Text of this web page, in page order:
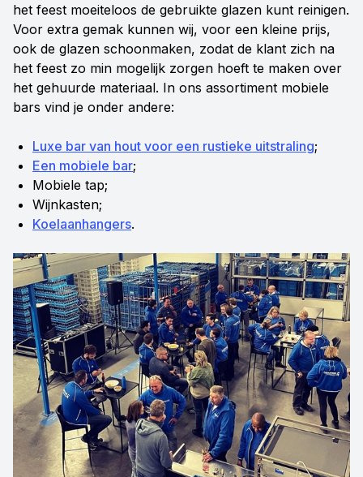
het feest moeiteloos de gebruikte glazen kunt reinigen.
Voor extra gemak kunnen wij, voor een kleine prijs,
ook de glazen schoonmaken, zodat de klant zich na
het feest zo min mogelijk zorgen hoeft te maken over
het gehuurde materiaal. In ons assortiment mobiele
bars vind je onder andere:
Luxe bar van hout voor een rustieke uitstraling;
Een mobiele bar;
Mobiele tap;
Wijnkasten;
Koelaanhangers.